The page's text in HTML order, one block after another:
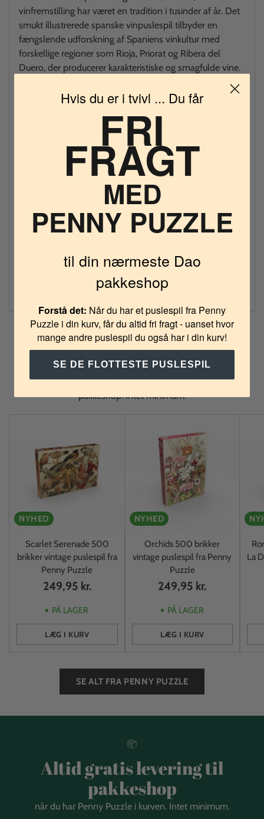
vinfremstilling har været en tradition i tusinder af år. Det
smukt illustrerede spanske vinpuslespil tilbyder en
fængslende udforskning af Spaniens vinkultur med
forskellige regioner som Rioja, Priorat og Ribera del
Duero, der producerer karakteristiske og smagfulde vine.
Vinpuslespillet er lavet af erfarne sommelierer, og der
bliver derfor gået i dybden med alt fra druesorter til mad,
som passer perfekt til de enkelte vine. Fordyb dig i viden
om de dejlige ​​spanske vine, mens du samler dette
fortryllende puslespil fra Galiciens sprøde hvide til de
vulkanske røde farver på De Kanariske Øer.
Vinpuslespillet om Spanien er en dejlig gave til dig selv
eller en anden, som elsker spanske vine og gerne vil
rundt i hele landet på 1000 brikker.
: 48 x 68 cm
: 48 x 68 cm
: 33 x 22,7 x 3,9 cm
Få Fri Fragt
Læg et Penny Puzzle puslespil i din kurv, og få fri fragt til
pakkeshop. Intet minimum.
NYHED
Scarlet Serenade 500
brikker vintage puslespil fra
Penny Puzzle
249,95 kr.
PÅ LAGER
LÆG I KURV
Antal
NYHED
Orchids 500 brikker
vintage puslespil fra Penny
Puzzle
249,95 kr.
PÅ LAGER
LÆG I KURV
Antal
La
SE ALT FRA PENNY PUZZLE
Altid gratis levering til
pakkeshop
når du har Penny Puzzle i kurven. Intet minimum.
Hvis du er i tvivl ... Du får
FRI
FRAGT
MED
PENNY PUZZLE
til din nærmeste Dao
pakkeshop
Forstå det: Når du har et puslespil fra Penny
Puzzle i din kurv, får du altid fri fragt - uanset hvor
mange andre puslespil du også har i din kurv!
SE DE FLOTTESTE PUSLESPIL